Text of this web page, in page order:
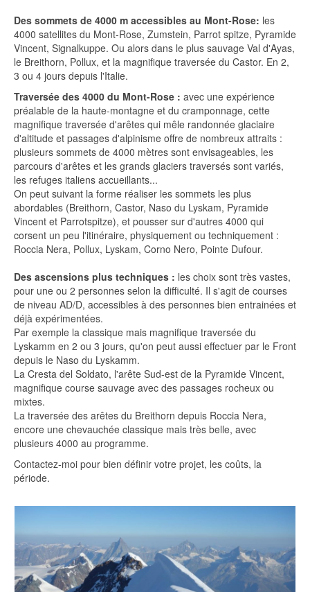
Des sommets de 4000 m accessibles au Mont-Rose: les
4000 satellites du Mont-Rose, Zumstein, Parrot spitze, Pyramide
Vincent, Signalkuppe. Ou alors dans le plus sauvage Val d'Ayas,
le Breithorn, Pollux, et la magnifique traversée du Castor. En 2,
3 ou 4 jours depuis l'Italie.
Traversée des 4000 du Mont-Rose : avec une expérience
préalable de la haute-montagne et du cramponnage, cette
magnifique traversée d'arêtes qui mêle randonnée glaciaire
d'altitude et passages d'alpinisme offre de nombreux attraits :
plusieurs sommets de 4000 mètres sont envisageables, les
parcours d'arêtes et les grands glaciers traversés sont variés,
les refuges italiens accueillants...
On peut suivant la forme réaliser les sommets les plus
abordables (Breithorn, Castor, Naso du Lyskam, Pyramide
Vincent et Parrotspitze), et pousser sur d'autres 4000 qui
corsent un peu l'itinéraire, physiquement ou techniquement :
Roccia Nera, Pollux, Lyskam, Corno Nero, Pointe Dufour.
Des ascensions plus techniques : les choix sont très vastes,
pour une ou 2 personnes selon la difficulté. Il s'agit de courses
de niveau AD/D, accessibles à des personnes bien entrainées et
déjà expérimentées.
Par exemple la classique mais magnifique traversée du
Lyskamm en 2 ou 3 jours, qu'on peut aussi effectuer par le Front
depuis le Naso du Lyskamm.
La Cresta del Soldato, l'arête Sud-est de la Pyramide Vincent,
magnifique course sauvage avec des passages rocheux ou
mixtes.
La traversée des arêtes du Breithorn depuis Roccia Nera,
encore une chevauchée classique mais très belle, avec
plusieurs 4000 au programme.
Contactez-moi pour bien définir votre projet, les coûts, la
période.